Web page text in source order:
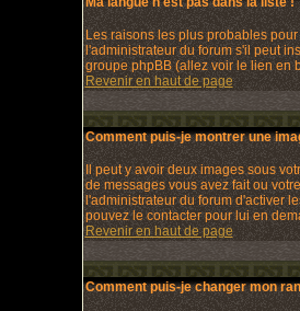
Les raisons les plus probables
l'administrateur du forum s'il peut
groupe phpBB (allez voir le lien en
Revenir en haut de page
Comment puis-je montrer une
Il peut y avoir deux images sous
de messages vous avez fait ou
l'administrateur du forum d'activer
pouvez le contacter pour lui en
Revenir en haut de page
Comment puis-je changer mon